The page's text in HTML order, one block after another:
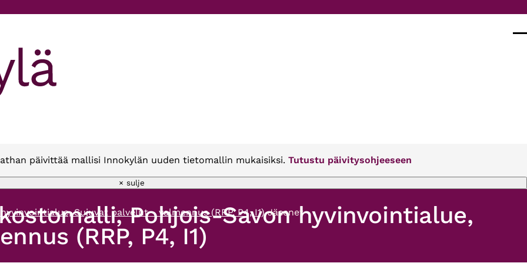
päivittää mallisi Innokylän uuden tietomallin mukaisiksi. Tutustu päivitysohjeeseen
× sulje
Sujuvat palvelut - valmennus (RRP, P4, I1) Jäsenet
Pohjois-Savon hyvinvointialue,
(RRP, P4, I1)